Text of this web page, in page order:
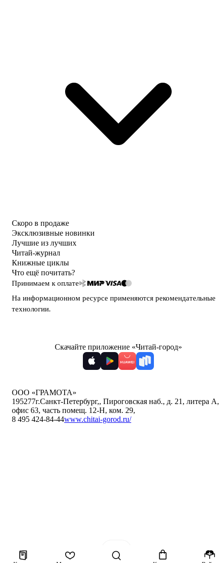
Скоро в продаже
Эксклюзивные новинки
Лучшие из лучших
Читай-журнал
Книжные циклы
Что ещё почитать?
Принимаем к оплате
На информационном ресурсе применяются рекомендательные
технологии.
Скачайте приложение «Читай-город»
ООО «ГРАМОТА»
195277г.Санкт-Петербург,, Пироговская наб., д. 21, литера А,
офис 63, часть помещ. 12-Н, ком. 29,
8 495 424-84-44www.chitai-gorod.ru/